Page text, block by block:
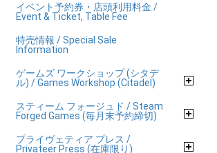
イベント予約券・店頭利用料金 /
Event & Ticket, Table Fee
特売情報 / Special Sale
Information
ゲームズ ワークショップ (シタデ
ル) / Games Workshop (Citadel)
スティーム フォージュド / Steam
Forged Games (毎月末予約締切)
プライヴェティア プレス /
Privateer Press (在庫限り)